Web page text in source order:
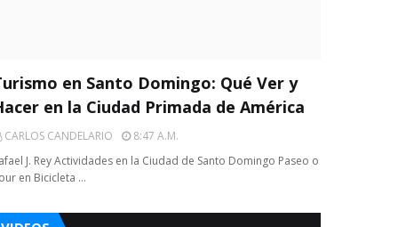
en Santo Domingo: Qué Ver y
en la Ciudad Primada de América
CARLOS CANDELARIO
8:47 A.m.
J. Rey Actividades en la Ciudad de Santo Domingo Paseo o
en Bicicleta …